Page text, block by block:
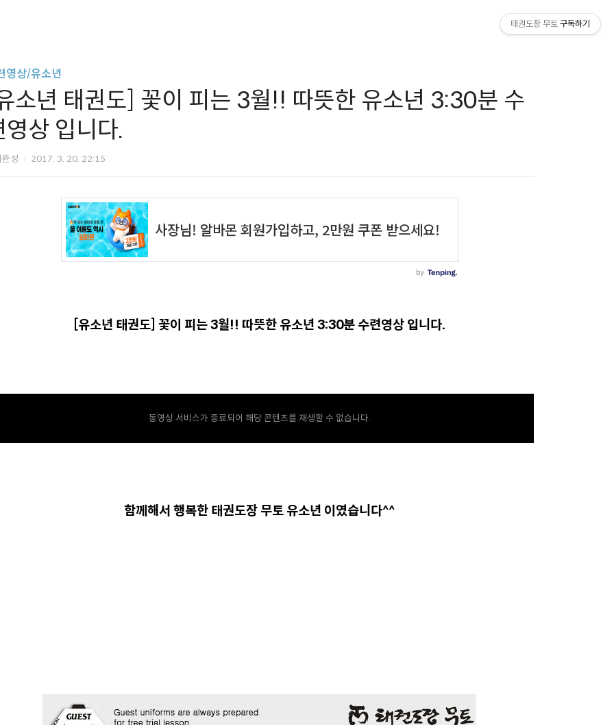
영상/유소년
소년 태권도] 꽃이 피는 3월!! 따뜻한 유소년 3:30분 수
영상 입니다.
성 2017. 3. 20. 22:15
[유소년 태권도] 꽃이 피는 3월!! 따뜻한 유소년 3:30분 수련영상 입니다.
동영상 서비스가 종료되어 해당 콘텐츠를 재생할 수 없습니다.
함께해서 행복한 태권도장 무토 유소년 이였습니다^^
태권도장 무토 구독하기